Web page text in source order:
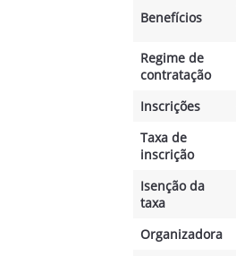
Benefícios
Regime de
contratação
Inscrições
Taxa de
inscrição
Isenção da
taxa
Organizadora